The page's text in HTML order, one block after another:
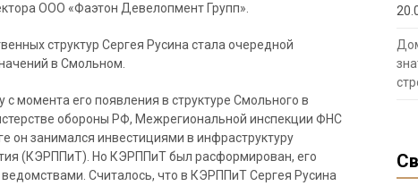
ООО «Фаэтон Девелопмент Групп».
структур Сергея Русина стала очередной
в Смольном.
с момента его появления в структуре Смольного в
обороны РФ, Межрегиональной инспекции ФНС
он занимался инвестициями в инфраструктуру
(КЭРППиТ). Но КЭРППиТ был расформирован, его
Считалось, что в КЭРППиТ Сергея Русина